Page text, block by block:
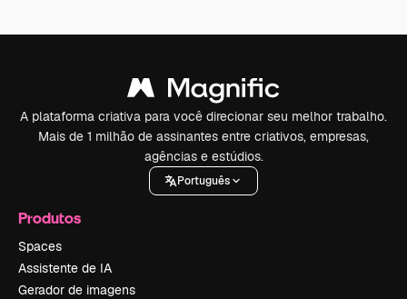
A plataforma criativa para você direcionar seu melhor trabalho.
Mais de 1 milhão de assinantes entre criativos, empresas,
agências e estúdios.
Português
Produtos
Spaces
Assistente de IA
Gerador de imagens